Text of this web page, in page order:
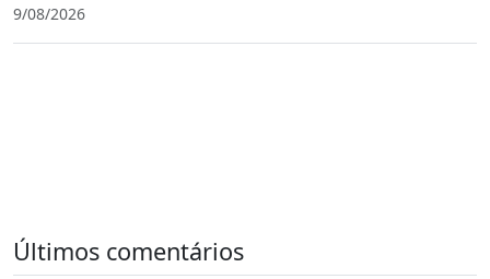
9/08/2026
Últimos comentários